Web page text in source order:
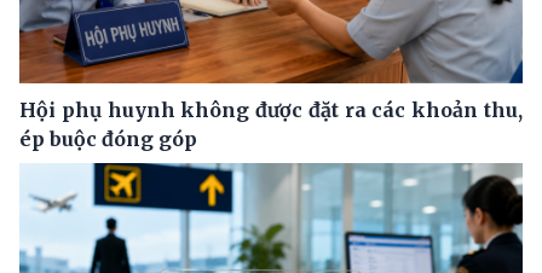
Hội phụ huynh không được đặt ra các khoản thu,
ép buộc đóng góp